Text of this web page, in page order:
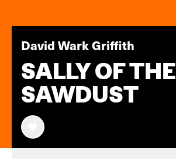
David Wark Griffith
SALLY OF THE
SAWDUST